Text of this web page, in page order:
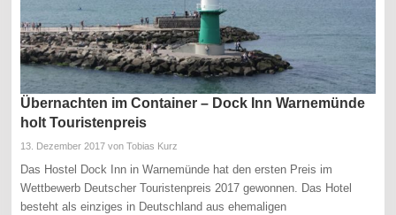
Übernachten im Container – Dock Inn Warnemünde
holt Touristenpreis
13. Dezember 2017 von Tobias Kurz
Das Hostel Dock Inn in Warnemünde hat den ersten Preis im
Wettbewerb Deutscher Touristenpreis 2017 gewonnen. Das Hotel
besteht als einziges in Deutschland aus ehemaligen